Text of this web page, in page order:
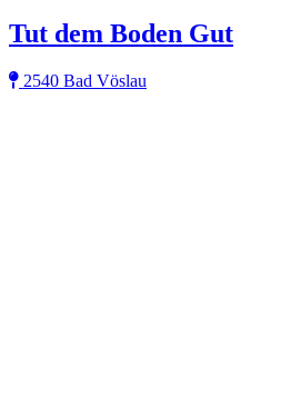
Tut dem Boden Gut
2540 Bad Vöslau